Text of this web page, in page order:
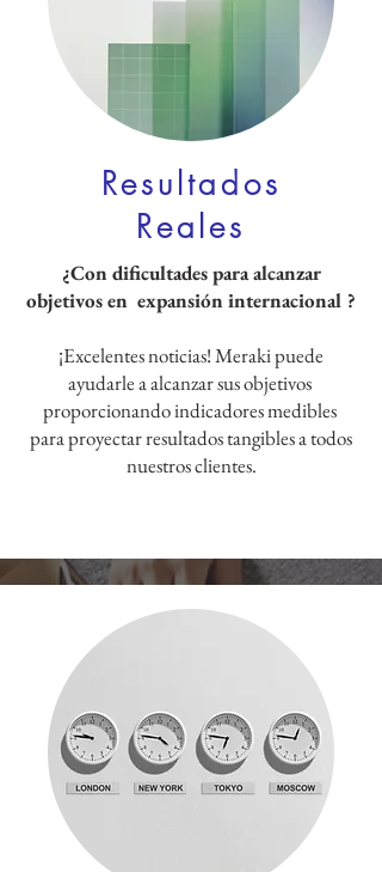
Resultados
Reales
¿Con dificultades para alcanzar
objetivos en expansión internacional ?
¡Excelentes noticias! Meraki puede
ayudarle a alcanzar sus objetivos
proporcionando indicadores medibles
para proyectar resultados tangibles a todos
nuestros clientes.